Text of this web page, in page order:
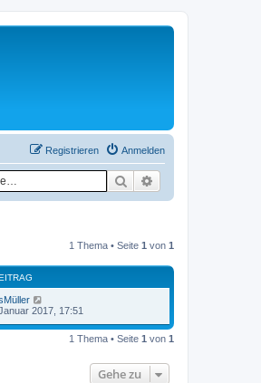
Anmelden
Registrieren
Suche
1 Thema • Seite 1 von 1
2017, 17:51
1 Thema • Seite 1 von 1
Gehe zu